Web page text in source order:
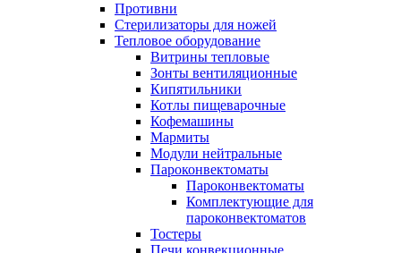
Противни
Стерилизаторы для ножей
Тепловое оборудование
Витрины тепловые
Зонты вентиляционные
Кипятильники
Котлы пищеварочные
Кофемашины
Мармиты
Модули нейтральные
Пароконвектоматы
Пароконвектоматы
Комплектующие для
пароконвектоматов
Тостеры
Печи конвекционные